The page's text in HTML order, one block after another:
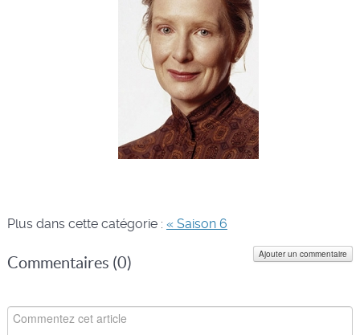
Plus dans cette catégorie : « Saison 6
Commentaires (0)
Ajouter un commentaire